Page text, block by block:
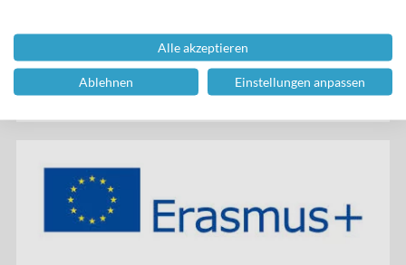
HIER GEHT ES ZUM FAIRTRADE BLOG
Alle akzeptieren
Ablehnen Einstellungen anpassen